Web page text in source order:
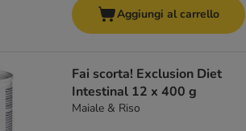
Aggiungi al carrello
Fai scorta! Exclusion Diet
Intestinal 12 x 400 g
Maiale & Riso